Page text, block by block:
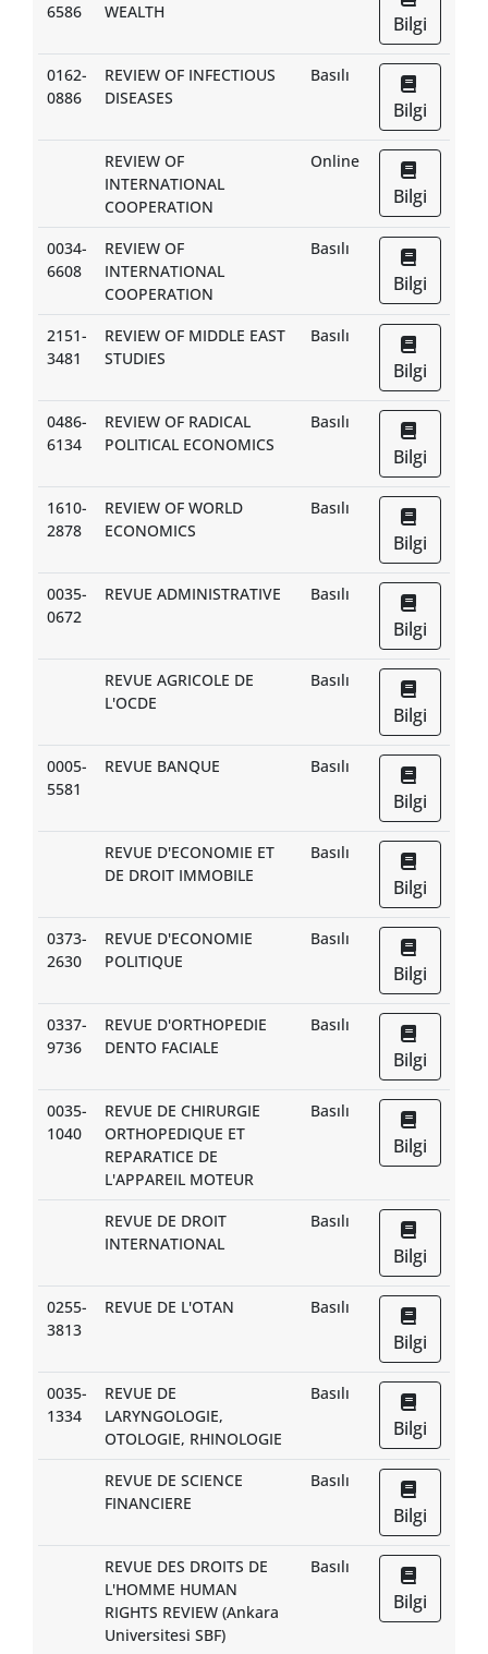
6586
WEALTH
Bilgi
0162-
0886
REVIEW OF INFECTIOUS
DISEASES
Basılı
Bilgi
REVIEW OF
INTERNATIONAL
COOPERATION
Online
Bilgi
0034-
6608
REVIEW OF
INTERNATIONAL
COOPERATION
Basılı
Bilgi
2151-
3481
REVIEW OF MIDDLE EAST
STUDIES
Basılı
Bilgi
0486-
6134
REVIEW OF RADICAL
POLITICAL ECONOMICS
Basılı
Bilgi
1610-
2878
REVIEW OF WORLD
ECONOMICS
Basılı
Bilgi
0035-
0672
REVUE ADMINISTRATIVE Basılı
Bilgi
REVUE AGRICOLE DE
L'OCDE
Basılı
Bilgi
0005-
5581
REVUE BANQUE Basılı
Bilgi
REVUE D'ECONOMIE ET
DE DROIT IMMOBILE
Basılı
Bilgi
0373-
2630
REVUE D'ECONOMIE
POLITIQUE
Basılı
Bilgi
0337-
9736
REVUE D'ORTHOPEDIE
DENTO FACIALE
Basılı
Bilgi
0035-
1040
REVUE DE CHIRURGIE
ORTHOPEDIQUE ET
REPARATICE DE
L'APPAREIL MOTEUR
Basılı
Bilgi
REVUE DE DROIT
INTERNATIONAL
Basılı
Bilgi
0255-
3813
REVUE DE L'OTAN Basılı
Bilgi
0035-
1334
REVUE DE
LARYNGOLOGIE,
OTOLOGIE, RHINOLOGIE
Basılı
Bilgi
REVUE DE SCIENCE
FINANCIERE
Basılı
Bilgi
REVUE DES DROITS DE
L'HOMME HUMAN
RIGHTS REVIEW (Ankara
Universitesi SBF)
Basılı
Bilgi